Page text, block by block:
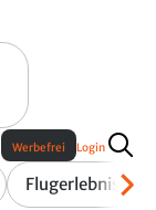
Flugerlebnis
Werbefrei Login